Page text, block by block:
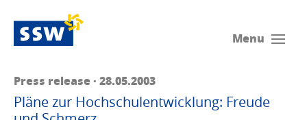
Menu
Press release · 28.05.2003
Pläne zur Hochschulentwicklung: Freude